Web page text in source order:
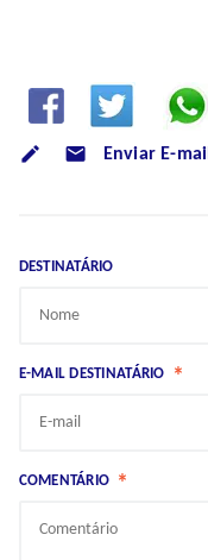
mode_email Enviar E-mail
DESTINATÁRIO
E-MAIL DESTINATÁRIO *
COMENTÁRIO *